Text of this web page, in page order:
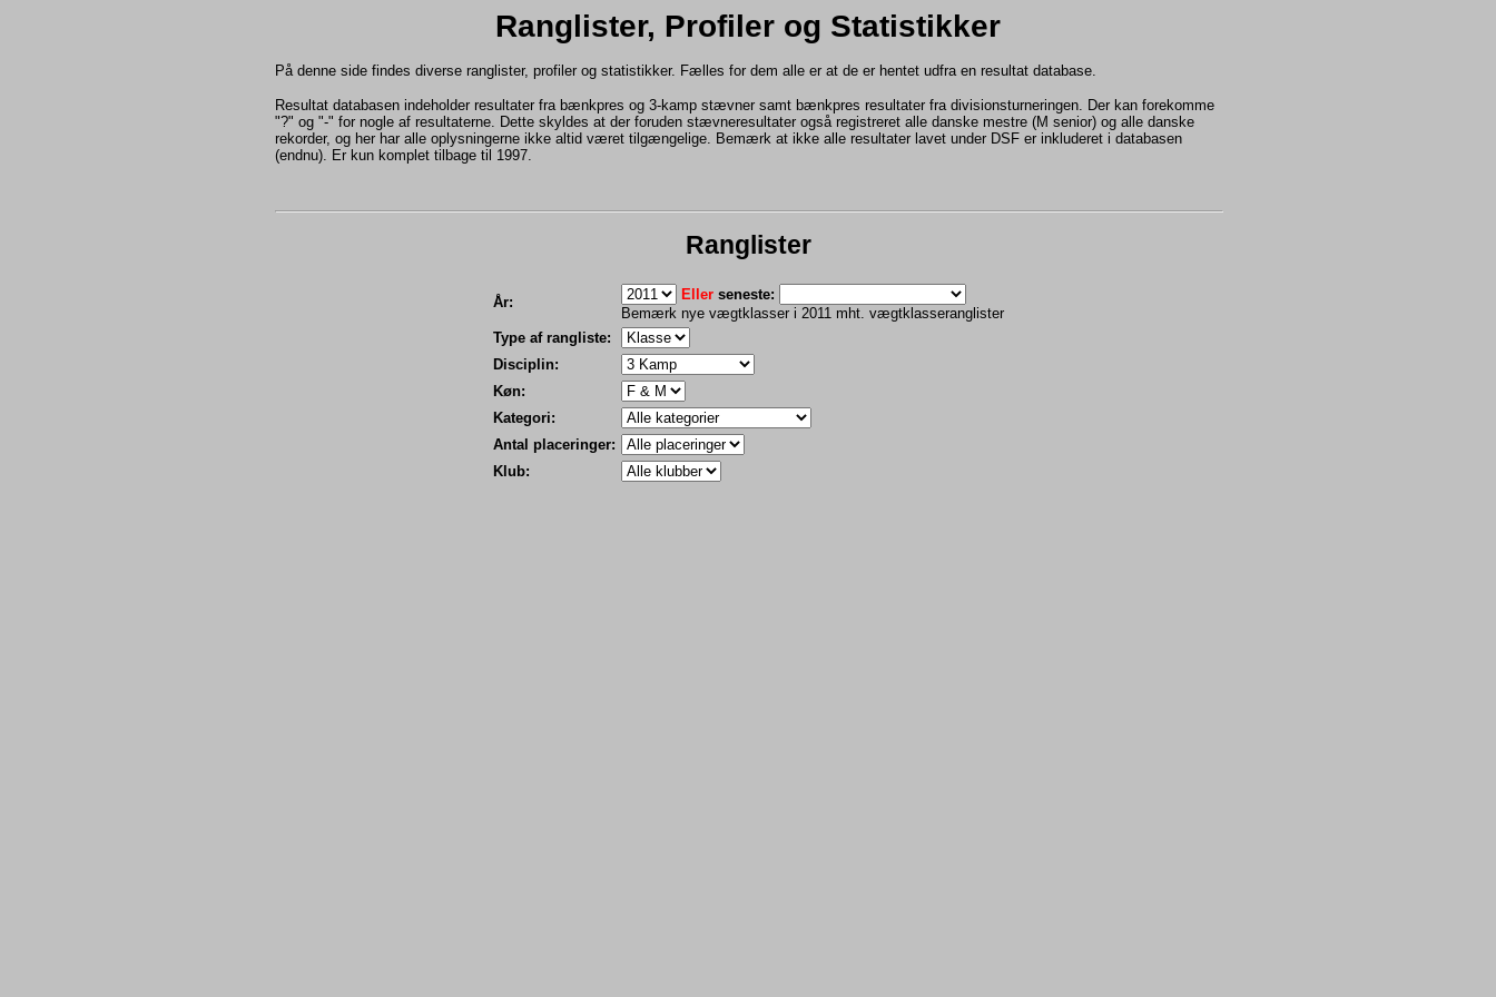
Ranglister, Profiler og Statistikker
På denne side findes diverse ranglister, profiler og statistikker. Fælles for dem alle er at de er hentet udfra en resultat database.
Resultat databasen indeholder resultater fra bænkpres og 3-kamp stævner samt bænkpres resultater fra divisionsturneringen. Der kan forekomme
"?" og "-" for nogle af resultaterne. Dette skyldes at der foruden stævneresultater også registreret alle danske mestre (M senior) og alle danske
rekorder, og her har alle oplysningerne ikke altid været tilgængelige. Bemærk at ikke alle resultater lavet under DSF er inkluderet i databasen
(endnu). Er kun komplet tilbage til 1997.
Ranglister
År: Ellerseneste:
Bemærk nye vægtklasser i 2011 mht. vægtklasseranglister
Type af rangliste:
Disciplin:
Køn:
Kategori:
Antal placeringer:
Klub: